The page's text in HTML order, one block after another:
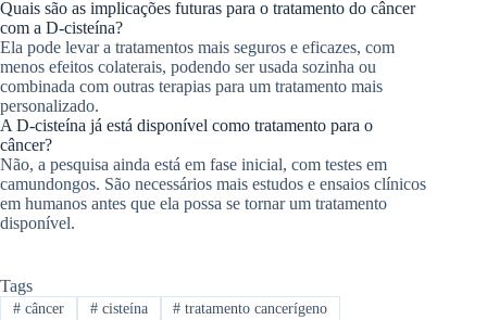
Quais são as implicações futuras para o tratamento do câncer
com a D-cisteína?
Ela pode levar a tratamentos mais seguros e eficazes, com
menos efeitos colaterais, podendo ser usada sozinha ou
combinada com outras terapias para um tratamento mais
personalizado.
A D-cisteína já está disponível como tratamento para o
câncer?
Não, a pesquisa ainda está em fase inicial, com testes em
camundongos. São necessários mais estudos e ensaios clínicos
em humanos antes que ela possa se tornar um tratamento
disponível.
Tags
#câncer #cisteína # tratamento cancerígeno